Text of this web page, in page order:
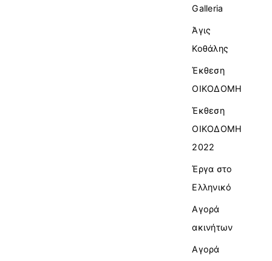
Galleria
Άγις
Κοθάλης
Έκθεση
ΟΙΚΟΔΟΜΗ
Έκθεση
ΟΙΚΟΔΟΜΗ
2022
Έργα στο
Ελληνικό
Αγορά
ακινήτων
Αγορά